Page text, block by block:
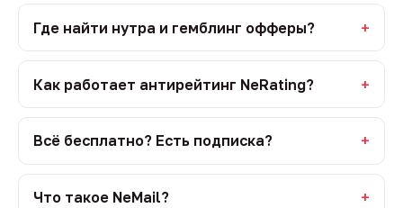
Где найти нутра и гемблинг офферы?
Как работает антирейтинг NeRating?
Всё бесплатно? Есть подписка?
Что такое NeMail?